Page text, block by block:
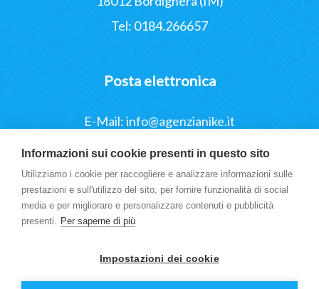
Tel: 0184.266657
Posta elettronica
E-Mail:info@agenzianike.it
Pec: agenzianike@pec.it
Informazioni sui cookie presenti in questo sito
Utilizziamo i cookie per raccogliere e analizzare informazioni sulle
prestazioni e sull'utilizzo del sito, per fornire funzionalità di social
media e per migliorare e personalizzare contenuti e pubblicità
presenti. Per saperne di più
Impostazioni dei cookie